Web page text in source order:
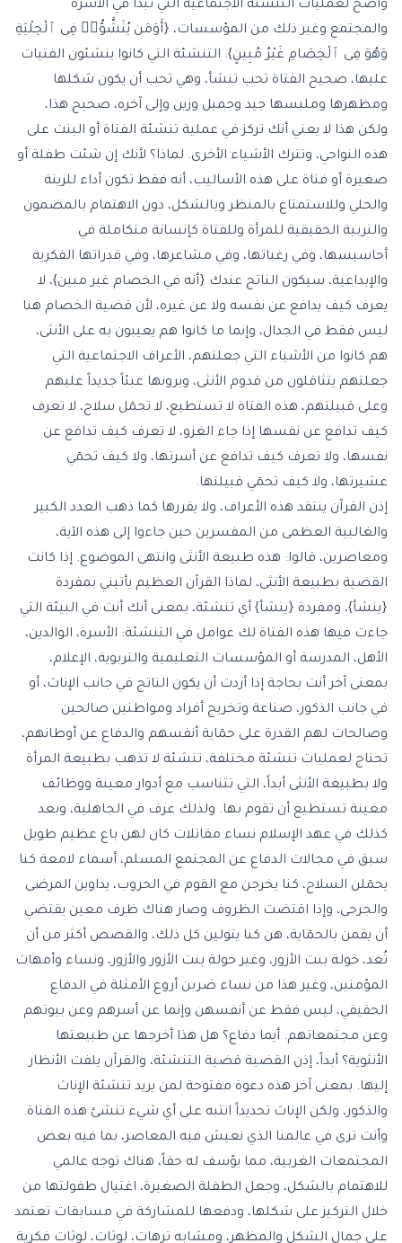
واضح لعمليات التنشئة الاجتماعية التي تبدأ في الأسرة
والمجتمع وغير ذلك من المؤسسات، {أَوَمَن يُنَشَّؤُا۟ فِى ٱلْحِلْيَةِ
وَهُوَ فِى ٱلْخِصَامِ غَيْرُ مُبِينٍ}. التنشئة التي كانوا ينشئون الفتيات
عليها، صحيح الفتاة تحب تنشأ، وهي تحب أن يكون شكلها
ومظهرها وملبسها جيد وجميل وزين وإلى آخره، صحيح هذا،
ولكن هذا لا يعني أنك تركز في عملية تنشئة الفتاة أو البنت على
هذه النواحي، وتترك الأشياء الأخرى. لماذا؟ لأنك إن شئت طفلة أو
صغيرة أو فتاة على هذه الأساليب، أنه فقط تكون أداء للزينة
والحلي وللاستمتاع بالمنظر وبالشكل، دون الاهتمام بالمضمون
والتربية الحقيقية للمرأة وللفتاة كإنسانة متكاملة في
أحاسيسها، وفي رغباتها، وفي مشاعرها، وفي قدراتها الفكرية
والإبداعية، سيكون الناتج عندك {أنه في الخصام غير مبين}، لا
يعرف كيف يدافع عن نفسه ولا عن غيره، لأن قضية الخصام هنا
ليس فقط في الجدال، وإنما ما كانوا هم يعيبون به على الأنثى،
هم كانوا من الأشياء التي جعلتهم، الأعراف الاجتماعية التي
جعلتهم يتثاقلون من قدوم الأنثى، ويرونها عبئاً جديداً عليهم
وعلى قبيلتهم، هذه الفتاة لا تستطيع، لا تحمٓل سلاح، لا تعرف
كيف تدافع عن نفسها إذا جاء الغزو، لا تعرف كيف تدافع عن
نفسها، ولا تعرف كيف تدافع عن أسرتها، ولا كيف تحمٓي
عشيرتها، ولا كيف تحمٓي قبيلتها.
إذن القرآن ينتقد هذه الأعراف، ولا يقررها كما ذهب العدد الكبير
والغالبية العظمى من المفسرين حين جاءوا إلى هذه الآية،
ومعاصرين، قالوا: هذه طبيعة الأنثى وانتهى الموضوع. إذا كانت
القضية بطبيعة الأنثى، لماذا القرآن العظيم يأتيني بمفردة
{ينشأ}، ومفردة {ينشأ} أي تنشئة، بمعنى أنك أنت في البيئة التي
جاءت فيها هذه الفتاة لك عوامل في التنشئة: الأسرة، الوالدين،
الأهل، المدرسة أو المؤسسات التعليمية والتربوية، الإعلام،
بمعنى آخر أنت بحاجة إذا أردت أن يكون الناتج في جانب الإناث، أو
في جانب الذكور، صناعة وتخريج أفراد ومواطنين صالحين
وصالحات لهم القدرة على حمٓاية أنفسهم والدفاع عن أوطانهم،
تحتاج لعمليات تنشئة مختلفة، تنشئة لا تذهب بطبيعة المرأة
ولا بطبيعة الأنثى أبداً، التي تتناسب مع أدوار معينة ووظائف
معينة تستطيع أن تقوم بها. ولذلك عرف في الجاهلية، وبعد
كذلك في عهد الإسلام نساء مقاتلات كان لهن باع عظيم طويل
سبق في مجالات الدفاع عن المجتمع المسلم، أسماء لامعة كنا
يحمٓلن السلاح، كنا يخرجن مع القوم في الحروب، يداوين المرضى
والجرحى، وإذا اقتضت الظروف وصار هناك ظرف معين يقتضي
أن يقمن بالحمٓاية، هن كنا يتولين كل ذلك، والقصص أكثر من أن
تُعد، خولة بنت الأزور، وغير خولة بنت الأزور والأزور، ونساء وأمهات
المؤمنين، وغير هذا من نساء ضربن أروع الأمثلة في الدفاع
الحقيقي، ليس فقط عن أنفسهن وإنما عن أسرهم وعن بيوتهم
وعن مجتمعاتهم. أيما دفاع؟ هل هذا أخرجها عن طبيعتها
الأنثوية؟ أبداً، إذن القضية قضية التنشئة، والقرآن يلفت الأنظار
إليها. بمعنى آخر هذه دعوة مفتوحة لمن يريد تنشئة الإناث
والذكور، ولكن الإناث تحديداً انتبه على أي شيء تنشئ هذه الفتاة.
وأنت ترى في عالمنا الذي نعيش فيه المعاصر، بما فيه بعض
المجتمعات الغربية، مما يؤسف له حقاً، هناك توجه عالمي
للاهتمام بالشكل، وجعل الطفلة الصغيرة، اغتيال طفولتها من
خلال التركيز على شكلها، ودفعها للمشاركة في مسابقات تعتمد
على جمال الشكل والمظهر، ومشابه ترهات، لوثات، لوثات فكرية